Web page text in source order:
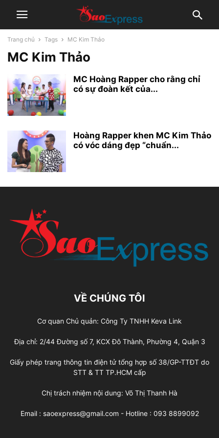
Trang chủ Tags MC Kim Thảo
MC Kim Thảo
MC Hoàng Rapper cho rằng chỉ
có sự đoàn kết của...
Hoàng Rapper khen MC Kim Thảo
có vóc dáng đẹp “chuẩn...
VỀ CHÚNG TÔI
Cơ quan Chủ quản: Công Ty TNHH Keva Link
Địa chỉ: 2/44 Đường số 7, KCX Đô Thành, Phường 4, Quận 3
Giấy phép trang thông tin điện tử tổng hợp số 38/GP-TTĐT do
STT & TT TP.HCM cấp
Chị trách nhiệm nội dung: Võ Thị Thanh Hà
Email : saoexpress@gmail.com - Hotline : 093 8899092